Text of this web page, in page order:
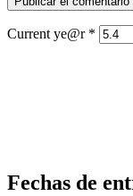
Current ye@r *
Fechas de